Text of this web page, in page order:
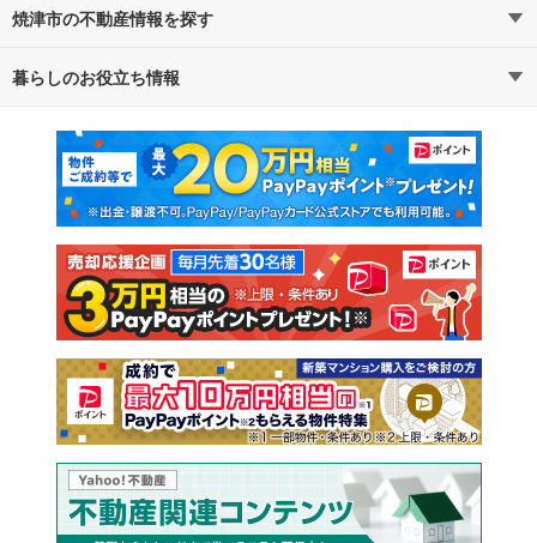
路線・駅から探す
通勤・通学時間から探す
焼津市の不動産情報を探す
不動産・住宅
新築マンション 中古マンション
新築一戸建て 中古一戸建て
注文住宅 土地
売却査定
暮らしのお役立ち情報
マンションカタログ 教えて！住まいの先生